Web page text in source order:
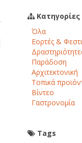
Κατηγορίες
Όλα
Εορτές &
Παράδοση
Αρχιτεκτονική
Τοπικά
Βίντεο
Γαστρονομία
Tags